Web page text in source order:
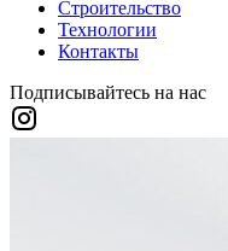
Строительство
Технологии
Контакты
Подписывайтесь на нас